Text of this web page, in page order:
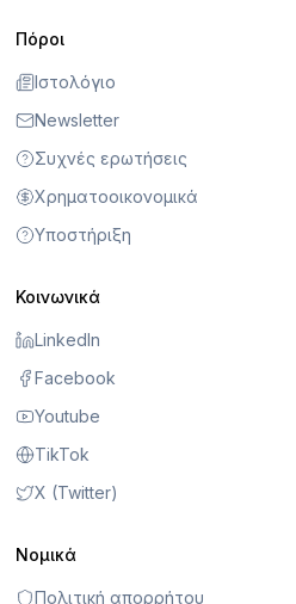
Πόροι
Ιστολόγιο
Newsletter
Συχνές ερωτήσεις
Χρηματοοικονομικά
Υποστήριξη
Κοινωνικά
LinkedIn
Facebook
Youtube
TikTok
X (Twitter)
Νομικά
Πολιτική απορρήτου